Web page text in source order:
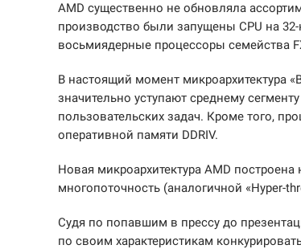
AMD существенно не обновляла
производство были запущены CPU на
восьмиядерные процессоры семейства
В настоящий момент микроархитектура
значительно уступают среднему
пользовательских задач. Кроме того,
оперативной памяти DDRIV.
Новая микроархитектура AMD
многопоточность (аналогичной «Hyper-
Судя по попавшим в прессу до
по своим характеристикам